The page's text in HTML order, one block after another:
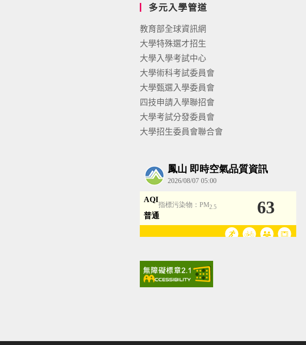
多元入學管道
教育部全球資訊網
大學特殊選才招生
大學入學考試中心
大學術科考試委員會
大學甄選入學委員會
四技申請入學聯招會
大學考試分發委員會
大學招生委員會聯合會